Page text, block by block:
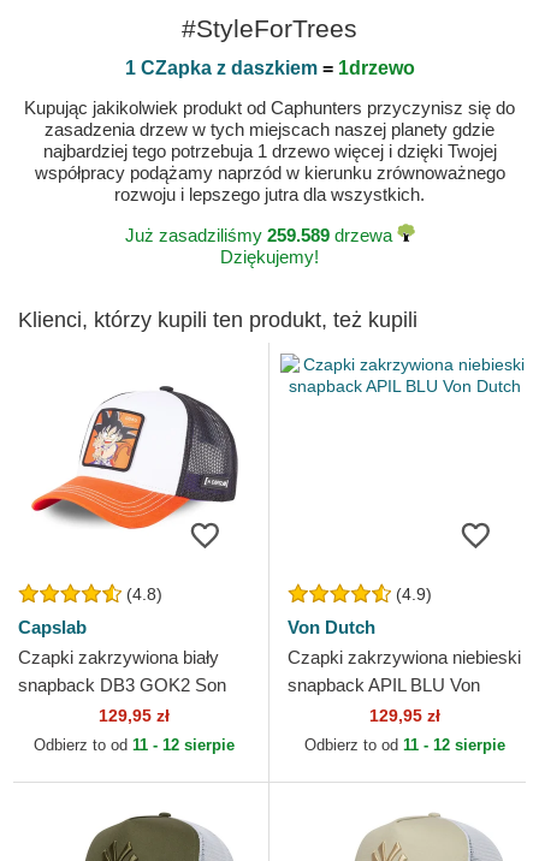
#StyleForTrees
1 CZapka z daszkiem= 1drzewo
Kupując jakikolwiek produkt od Caphunters przyczynisz się do
zasadzenia drzew w tych miejscach naszej planety gdzie
najbardziej tego potrzebuja 1 drzewo więcej i dzięki Twojej
współpracy podążamy naprzód w kierunku zrównoważnego
rozwoju i lepszego jutra dla wszystkich.
Już zasadziliśmy 259.589drzewa
Dziękujemy!
Klienci, którzy kupili ten produkt, też kupili
(4.8)
Capslab
Czapki zakrzywiona biały
snapback DB3 GOK2 Son
Goku Dragon Ball Capslab
129,95 zł
Odbierz to od 11 - 12 sierpie
(4.9)
Von Dutch
Czapki zakrzywiona niebieski
snapback APIL BLU Von
129,95 zł
Odbierz to od 11 - 12 sierpie